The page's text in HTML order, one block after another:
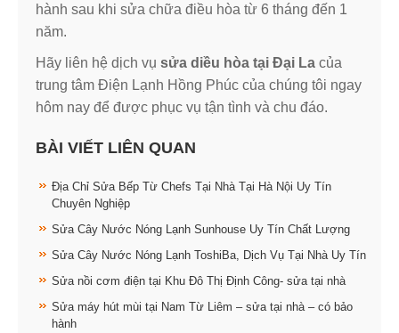
hành sau khi sửa chữa điều hòa từ 6 tháng đến 1
năm.
Hãy liên hệ dịch vụ sửa diều hòa tại Đại La của
trung tâm Điện Lạnh Hồng Phúc của chúng tôi ngay
hôm nay để được phục vụ tận tình và chu đáo.
BÀI VIẾT LIÊN QUAN
Địa Chỉ Sửa Bếp Từ Chefs Tại Nhà Tại Hà Nội Uy Tín
Chuyên Nghiệp
Sửa Cây Nước Nóng Lạnh Sunhouse Uy Tín Chất Lượng
Sửa Cây Nước Nóng Lạnh ToshiBa, Dịch Vụ Tại Nhà Uy Tín
Sửa nồi cơm điện tại Khu Đô Thị Định Công- sửa tại nhà
Sửa máy hút mùi tại Nam Từ Liêm – sửa tại nhà – có bảo
hành